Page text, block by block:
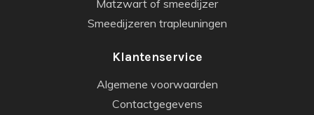
Matzwart of smeedijzer
Smeedijzeren trapleuningen
Klantenservice
Algemene voorwaarden
Contactgegevens